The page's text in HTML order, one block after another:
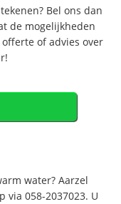
Bel ons dan
de mogelijkheden
offerte of advies over
water? Aarzel
via 058-2037023. U